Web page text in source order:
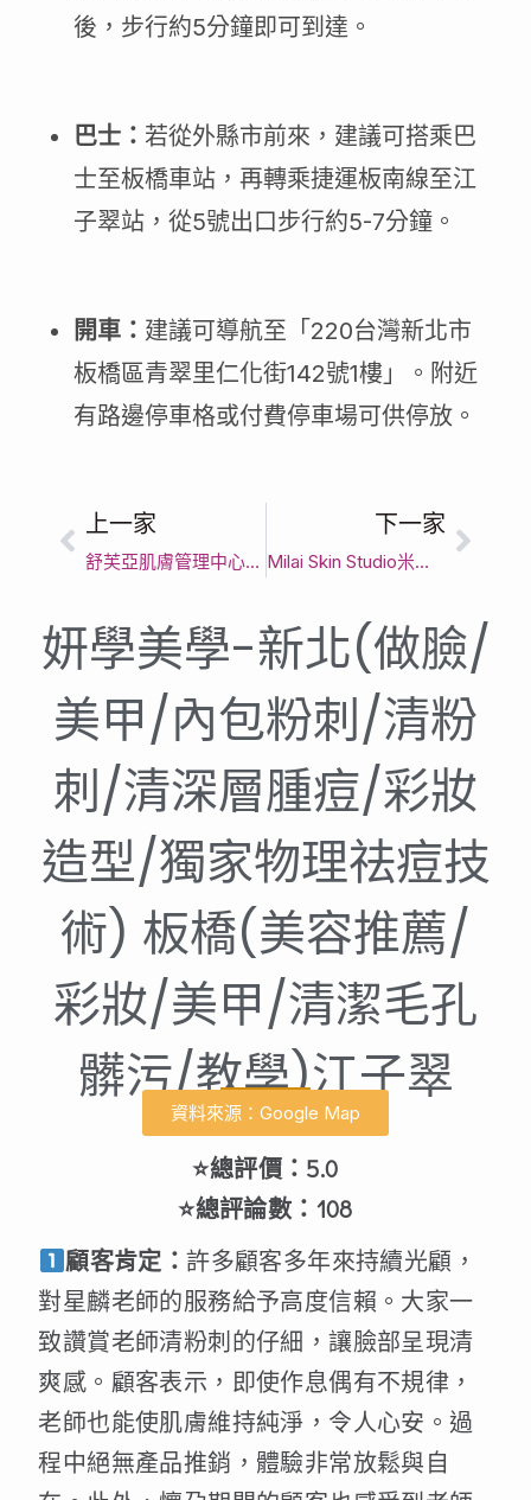
後，步行約5分鐘即可到達。
巴士： 若從外縣市前來，建議可搭乘巴
士至板橋車站，再轉乘捷運板南線至江
子翠站，從5號出口步行約5-7分鐘。
開車： 建議可導航至「220台灣新北市
板橋區青翠里仁化街142號1樓」。附近
有路邊停車格或付費停車場可供停放。
上一家
舒芙亞肌膚管理中心－板橋店｜台北最強做臉｜清粉刺專家｜為您量膚打造完美新肌｜台灣皮膚管理｜五星好評推薦的細緻護理
下一家
Milai Skin Studio米萊皮膚管理/臉及背部專業清粉刺｜新北市舒壓課程｜靜謐空間享受
妍學美學-新北(做臉/
美甲/內包粉刺/清粉
刺/清深層腫痘/彩妝
造型/獨家物理祛痘技
術) 板橋(美容推薦/
彩妝/美甲/清潔毛孔
髒污/教學)江子翠
資料來源：Google Map
⭐總評價：5.0
⭐總評論數：108
顧客肯定：許多顧客多年來持續光顧，
對星麟老師的服務給予高度信賴。大家一
致讚賞老師清粉刺的仔細，讓臉部呈現清
爽感。顧客表示，即使作息偶有不規律，
老師也能使肌膚維持純淨，令人心安。過
程中絕無產品推銷，體驗非常放鬆與自